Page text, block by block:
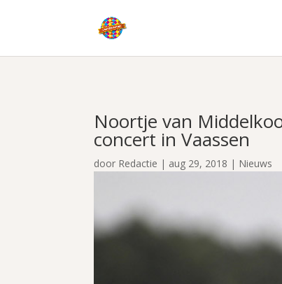
Noortje van
concert in Vaassen
door Redactie | aug 29, 2018 | Nieuws